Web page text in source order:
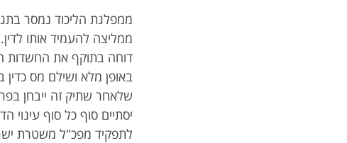
ממפלגת הליכוד נמסר
ממליצה להעמיד אותו
דוחה בתוקף את החשדות
באופן מלא ושילם מס כדין
שלאחר שתיק זה ייבחן
יסתיים סוף כל סוף עינוי
לתפקיד מפכ"ל משטרת ישראל